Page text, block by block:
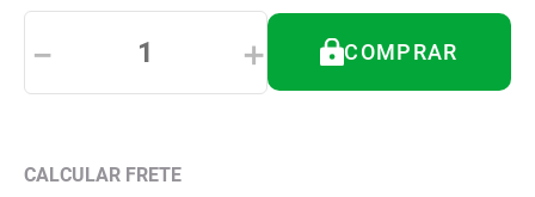
＋
－ COMPRAR
8º
tipoia
º
imobilizador joelho
10º bota imobilizadora